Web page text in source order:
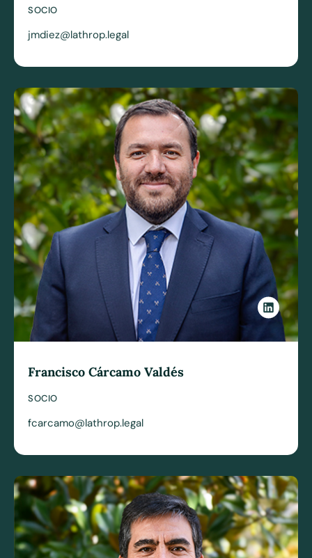
SOCIO
jmdiez@lathrop.legal
Francisco Cárcamo Valdés
SOCIO
fcarcamo@lathrop.legal